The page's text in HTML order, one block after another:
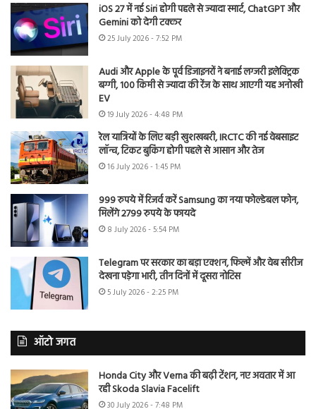
iOS 27 में नई Siri होगी पहले से ज्यादा स्मार्ट, ChatGPT और
Gemini को देगी टक्कर
25 July 2026 - 7:52 PM
Audi और Apple के पूर्व डिजाइनरों ने बनाई लग्जरी इलेक्ट्रिक
बग्गी, 100 किमी से ज्यादा की रेंज के साथ आएगी यह अनोखी
EV
19 July 2026 - 4:48 PM
रेल यात्रियों के लिए बड़ी खुशखबरी, IRCTC की नई वेबसाइट
लॉन्च, टिकट बुकिंग होगी पहले से आसान और तेज
16 July 2026 - 1:45 PM
999 रुपये में रिजर्व करें Samsung का नया फोल्डेबल फोन,
मिलेंगे 2799 रुपये के फायदे
8 July 2026 - 5:54 PM
Telegram पर सरकार का बड़ा एक्शन, फिल्में और वेब सीरीज
देखना पड़ेगा भारी, तीन दिनों में दूसरा नोटिस
5 July 2026 - 2:25 PM
ऑटो जगत
Honda City और Verna की बढ़ी टेंशन, नए अवतार में आ
रही Skoda Slavia Facelift
30 July 2026 - 7:48 PM